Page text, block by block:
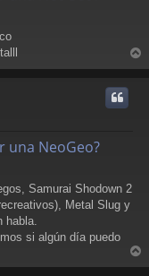
r
una NeoGeo?
Samurai Shodown 2
Metal Slug y
habla.
si algún día puedo
r